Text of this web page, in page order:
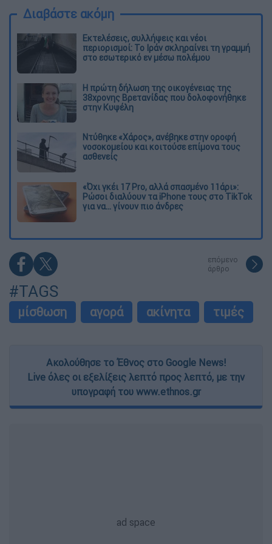
Διαβάστε ακόμη
Εκτελέσεις, συλλήψεις και νέοι
περιορισμοί: Το Ιράν σκληραίνει τη γραμμή
στο εσωτερικό εν μέσω πολέμου
Η πρώτη δήλωση της οικογένειας της
38χρονης Βρετανίδας που δολοφονήθηκε
στην Κυψέλη
Ντύθηκε «Χάρος», ανέβηκε στην οροφή
νοσοκομείου και κοιτούσε επίμονα τους
ασθενείς
«Όχι γκέι 17 Pro, αλλά σπασμένο 11άρι»:
Ρώσοι διαλύουν τα iPhone τους στο TikTok
για να... γίνουν πιο άνδρες
επόμενο
άρθρο
#TAGS
μίσθωση αγορά ακίνητα τιμές
Ακολούθησε το Έθνος στο Google News!
Live όλες οι εξελίξεις λεπτό προς λεπτό, με την
υπογραφή του www.ethnos.gr